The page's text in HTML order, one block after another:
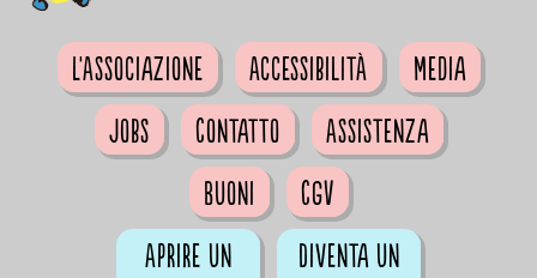
L'Associazione Accessibilità
Media
Jobs
Contatto
Assistenza
Buoni
CGV
Aprire un
Diventa un